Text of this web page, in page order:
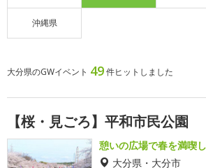
沖縄県
大分県のGWイベント 49件ヒットしました
【桜・見ごろ】平和市民公園
憩いの広場で春を満喫
大分県・大分市